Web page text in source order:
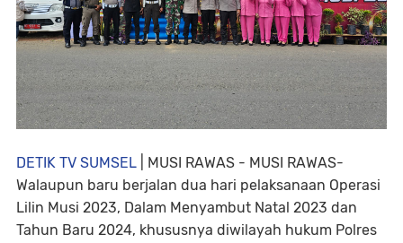
DETIK TV SUMSEL | MUSI RAWAS - MUSI RAWAS-
Walaupun baru berjalan dua hari pelaksanaan Operasi
Lilin Musi 2023, Dalam Menyambut Natal 2023 dan
Tahun Baru 2024, khususnya diwilayah hukum Polres